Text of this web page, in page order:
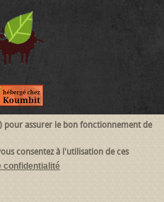
pour assurer le bon fonctionnement de
consentez à l'utilisation de ces
confidentialité